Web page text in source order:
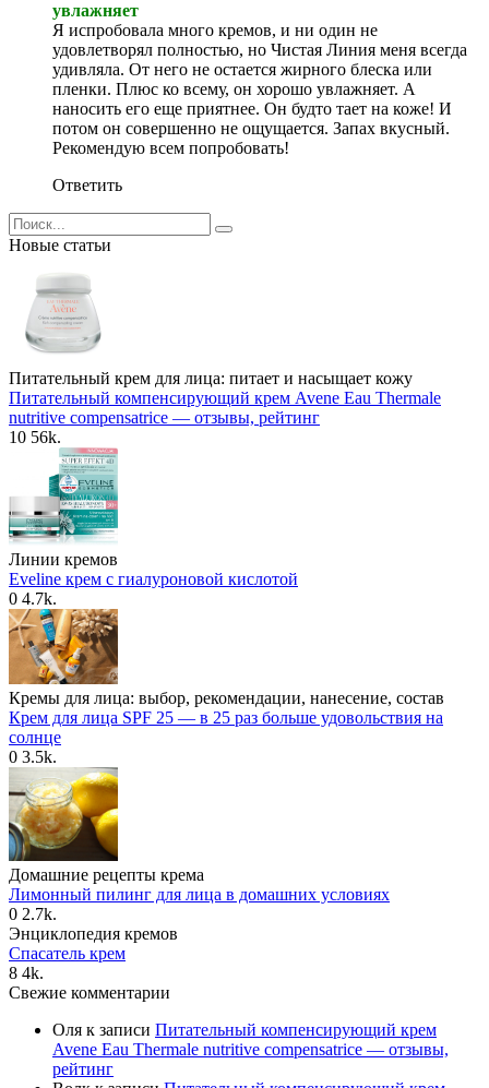
увлажняет
Я испробовала много кремов, и ни один не
удовлетворял полностью, но Чистая Линия меня всегда
удивляла. От него не остается жирного блеска или
пленки. Плюс ко всему, он хорошо увлажняет. А
наносить его еще приятнее. Он будто тает на коже! И
потом он совершенно не ощущается. Запах вкусный.
Рекомендую всем попробовать!
Ответить
Search
for:
Новые статьи
Питательный крем для лица: питает и насыщает кожу
Питательный компенсирующий крем Avene Eau Thermale
nutritive compensatrice — отзывы, рейтинг
10 56k.
Линии кремов
Eveline крем с гиалуроновой кислотой
0 4.7k.
Кремы для лица: выбор, рекомендации, нанесение, состав
Крем для лица SPF 25 — в 25 раз больше удовольствия на
солнце
0 3.5k.
Домашние рецепты крема
Лимонный пилинг для лица в домашних условиях
0 2.7k.
Энциклопедия кремов
Спасатель крем
8 4k.
Свежие комментарии
Оля к записи Питательный компенсирующий крем
Avene Eau Thermale nutritive compensatrice — отзывы,
рейтинг